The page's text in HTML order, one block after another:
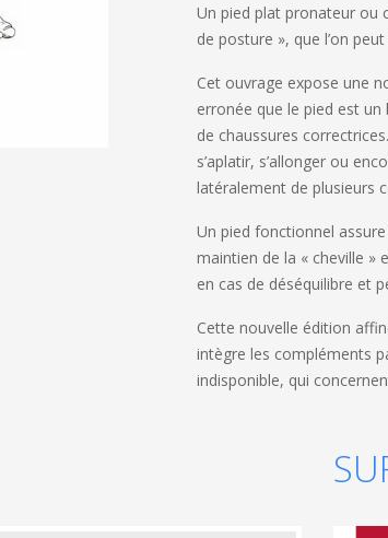
Un pied plat pronateur ou
de posture », que l’on
Cet ouvrage expose une
erronée que le pied est un
de chaussures
s’aplatir, s’allonger ou
latéralement de plusieurs
Un pied fonctionnel
maintien de la « cheville »
en cas de déséquilibre et
Cette nouvelle édition
intègre les compléments
indisponible, qui